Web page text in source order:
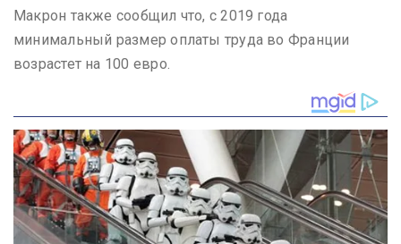
Макрон также сообщил что, с 2019 года
минимальный размер оплаты труда во Франции
возрастет на 100 евро.